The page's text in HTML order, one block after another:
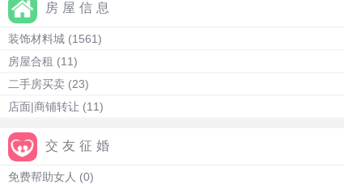
房屋信息
装饰材料城 (1561)
房屋合租 (11)
二手房买卖 (23)
店面|商铺转让 (11)
交友征婚
免费帮助女人 (0)